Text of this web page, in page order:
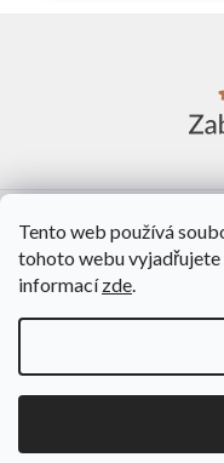
Tento web používá
tohoto webu vyjadřujete
informacízde.
O nás